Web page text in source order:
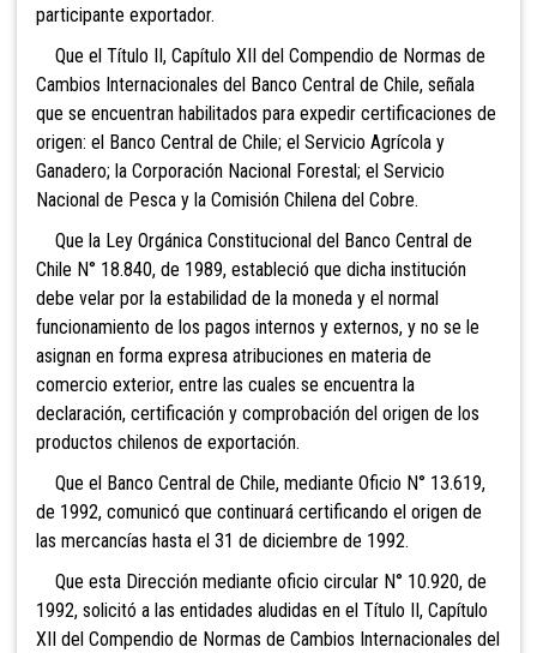
participante exportador.
Que el Título II, Capítulo XII del Compendio de Normas de
Cambios Internacionales del Banco Central de Chile, señala
que se encuentran habilitados para expedir certificaciones de
origen: el Banco Central de Chile; el Servicio Agrícola y
Ganadero; la Corporación Nacional Forestal; el Servicio
Nacional de Pesca y la Comisión Chilena del Cobre.
Que la Ley Orgánica Constitucional del Banco Central de
Chile N° 18.840, de 1989, estableció que dicha institución
debe velar por la estabilidad de la moneda y el normal
funcionamiento de los pagos internos y externos, y no se le
asignan en forma expresa atribuciones en materia de
comercio exterior, entre las cuales se encuentra la
declaración, certificación y comprobación del origen de los
productos chilenos de exportación.
Que el Banco Central de Chile, mediante Oficio N° 13.619,
de 1992, comunicó que continuará certificando el origen de
las mercancías hasta el 31 de diciembre de 1992.
Que esta Dirección mediante oficio circular N° 10.920, de
1992, solicitó a las entidades aludidas en el Título II, Capítulo
XII del Compendio de Normas de Cambios Internacionales del